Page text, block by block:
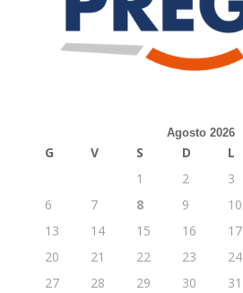
Agosto 2026
G V S D L
1
2 3
6
7 8 9 10
13
14 15 16 17
20
21 22 23 24
27
28 29 30
31